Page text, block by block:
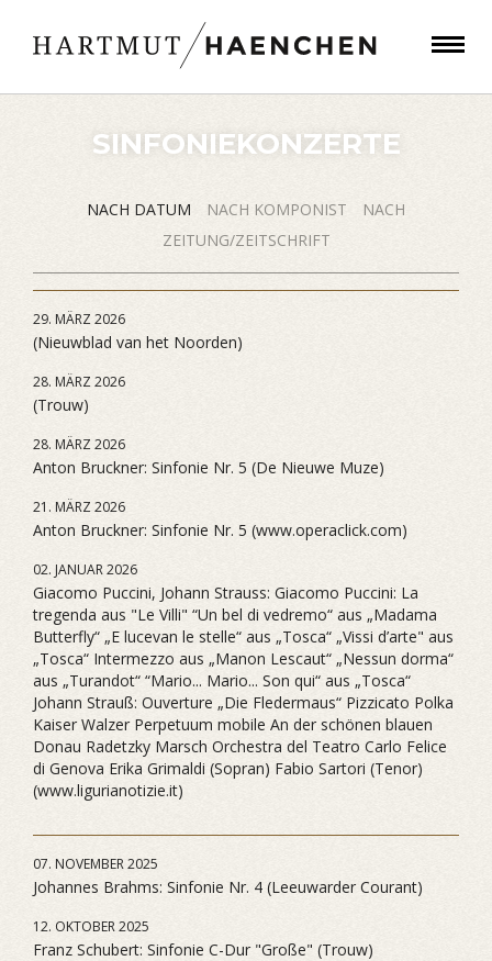
SINFONIEKONZERTE
NACH DATUM NACH KOMPONIST
NACH
ZEITUNG/ZEITSCHRIFT
29. MÄRZ 2026
(Nieuwblad van het Noorden)
28. MÄRZ 2026
(Trouw)
28. MÄRZ 2026
Anton Bruckner: Sinfonie Nr. 5 (De Nieuwe Muze)
21. MÄRZ 2026
Anton Bruckner: Sinfonie Nr. 5 (www.operaclick.com)
02. JANUAR 2026
Giacomo Puccini, Johann Strauss: Giacomo Puccini: La
tregenda aus "Le Villi" “Un bel di vedremo“ aus „Madama
Butterfly“ „E lucevan le stelle“ aus „Tosca“ „Vissi d’arte" aus
„Tosca“ Intermezzo aus „Manon Lescaut“ „Nessun dorma“
aus „Turandot“ “Mario... Mario... Son qui“ aus „Tosca“
Johann Strauß: Ouverture „Die Fledermaus“ Pizzicato Polka
Kaiser Walzer Perpetuum mobile An der schönen blauen
Donau Radetzky Marsch Orchestra del Teatro Carlo Felice
di Genova Erika Grimaldi (Sopran) Fabio Sartori (Tenor)
(www.ligurianotizie.it)
07. NOVEMBER 2025
Johannes Brahms: Sinfonie Nr. 4 (Leeuwarder Courant)
12. OKTOBER 2025
Franz Schubert: Sinfonie C-Dur "Große" (Trouw)